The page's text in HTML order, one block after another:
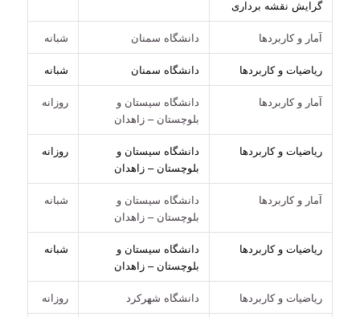
گرایش نقشه برداری
آمار و کاربردها دانشگاه سمنان شبانه
ریاضیات و کاربردها دانشگاه سمنان شبانه
آمار و کاربردها
دانشگاه سیستان و
بلوچستان – زاهدان
روزانه
ریاضیات و کاربردها
دانشگاه سیستان و
بلوچستان – زاهدان
روزانه
آمار و کاربردها
دانشگاه سیستان و
بلوچستان – زاهدان
شبانه
ریاضیات و کاربردها
دانشگاه سیستان و
بلوچستان – زاهدان
شبانه
ریاضیات و کاربردها دانشگاه شهرکرد روزانه